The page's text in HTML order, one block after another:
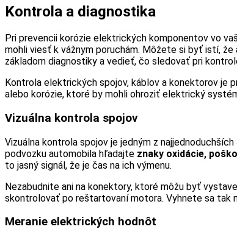
Kontrola a diagnostika
Pri prevencii korózie elektrických komponentov vo
mohli viesť k vážnym poruchám. Môžete si byť istí,
základom diagnostiky a vedieť, čo sledovať pri
Kontrola elektrických spojov, káblov a konektorov je
alebo korózie, ktoré by mohli ohroziť elektrický
Vizuálna kontrola spojov
Vizuálna kontrola spojov je jedným z
podvozku automobila hľadajte znaky oxidácie,
to jasný signál, že je čas na ich výmenu.
Nezabudnite ani na konektory, ktoré môžu byť
skontrolovať po reštartovaní motora. Vyhnete sa tak
Meranie elektrických hodnôt